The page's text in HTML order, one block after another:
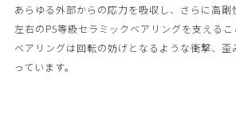
あらゆる外部からの応力を吸収し、さらに高
左右のP5等級セラミックベアリングを支えるこ
ベアリングは回転の妨げとなるような衝撃、歪
っています。